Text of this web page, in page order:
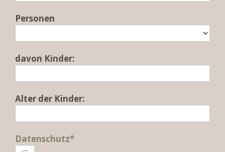
Personen
davon Kinder:
Alter der Kinder:
Datenschutz*